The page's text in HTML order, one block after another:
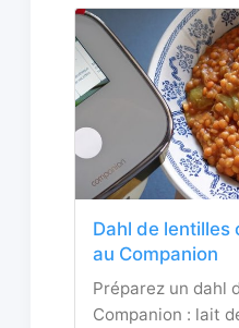
Dahl de lentilles
au Companion
Préparez un dahl
Companion : lait